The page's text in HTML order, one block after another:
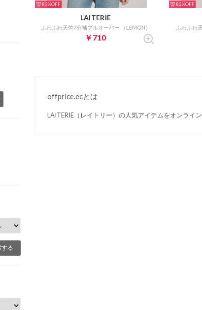
83%
LAITERIE
ふわふわ天竺7分袖プルオーバー （LEMON）
￥710
82%
ふわふわ
offprice.ecとは
LAITERIE（レイトリー）の人気アイテムをオンライ